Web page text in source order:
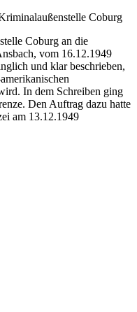
Coburg
Coburg an die
vom 16.12.1949
und klar beschrieben,
In dem Schreiben ging
Den Auftrag dazu hatte
am 13.12.1949